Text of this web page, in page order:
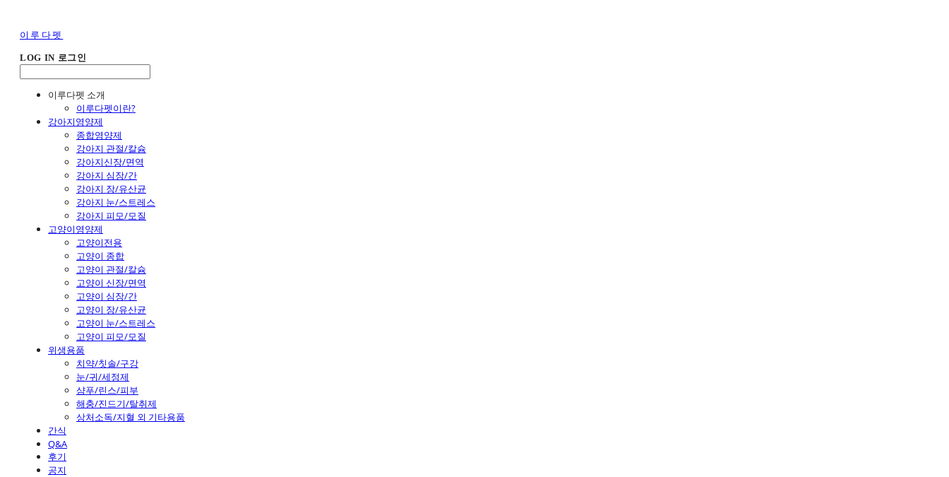
이루다펫
LOG IN 로그인
이루다펫 소개
이루다펫이란?
강아지영양제
종합영양제
강아지 관절/칼슘
강아지신장/면역
강아지 심장/간
강아지 장/유산균
강아지 눈/스트레스
강아지 피모/모질
고양이영양제
고양이전용
고양이 종합
고양이 관절/칼슘
고양이 신장/면역
고양이 심장/간
고양이 장/유산균
고양이 눈/스트레스
고양이 피모/모질
위생용품
치약/칫솔/구강
눈/귀/세정제
샴푸/린스/피부
해충/진드기/탈취제
상처소독/지혈 외 기타용품
간식
Q&A
후기
공지